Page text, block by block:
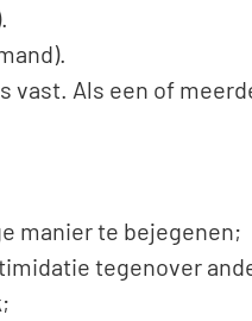
Als een of
manier te bejegenen;
tegenover